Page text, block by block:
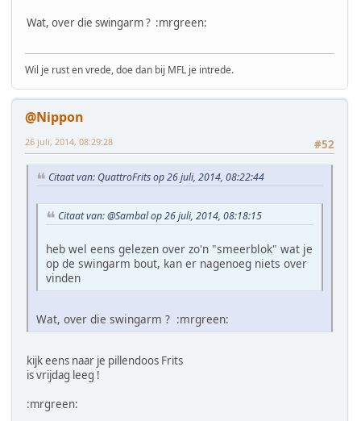
Wat, over die swingarm ? :mrgreen:
Wil je rust en vrede, doe dan bij MFL je intrede.
@Nippon
#52
26 juli, 2014, 08:29:28
Citaat van: QuattroFrits op 26 juli, 2014, 08:22:44
Citaat van: @Sambal op 26 juli, 2014, 08:18:15
heb wel eens gelezen over zo'n "smeerblok" wat je
op de swingarm bout, kan er nagenoeg niets over
vinden
Wat, over die swingarm ? :mrgreen:
kijk eens naar je pillendoos Frits
is vrijdag leeg !
:mrgreen: